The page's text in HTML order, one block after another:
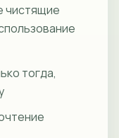
чистящие
тогда,